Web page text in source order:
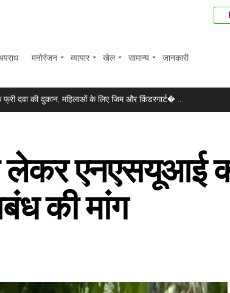
मनोरंजन व्यापार खेल सामान्य जानकारी
को याद कर स्मृति खन्ना हुईं भावुक ...
की बढ़त ...
समझाई पूरी प्रकिया ...
को किया हैक ...
रहता है पर कुछ खालीपन कभी नहीं भरता” ...
लेकर एनएसयूआई
की मांग